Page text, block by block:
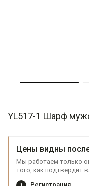
YL517-1 Шарф
Цены видны
Мы работаем только
того, как подтвердит